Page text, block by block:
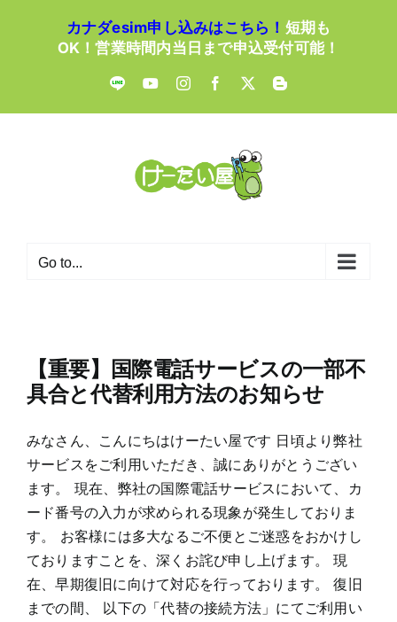
カナダesim申し込みはこちら！ 短期も
OK！営業時間内当日まで申込受付可能！
LINE YouTubeInstagramFacebook
X Blogger
Go to...
【重要】国際電話サービスの一部不
具合と代替利用方法のお知らせ
みなさん、こんにちはけーたい屋です 日頃より弊社
サービスをご利用いただき、誠にありがとうござい
ます。 現在、弊社の国際電話サービスにおいて、カ
ード番号の入力が求められる現象が発生しておりま
す。 お客様には多大なるご不便とご迷惑をおかけし
ておりますことを、深くお詫び申し上げます。 現
在、早期復旧に向けて対応を行っております。 復旧
までの間、 以下の「代替の接続方法」にてご利用い